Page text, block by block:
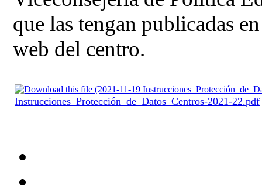
que las tengan publicadas
web del centro.
Instrucciones_Protección_de_Datos_Centros-2021-22.pdf